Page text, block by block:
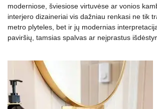
moderniose, šviesiose virtuvėse ar vonios
interjero dizaineriai vis dažniau renkasi ne tik
metro plyteles, bet ir jų modernias
paviršių, tamsias spalvas ar neįprastus